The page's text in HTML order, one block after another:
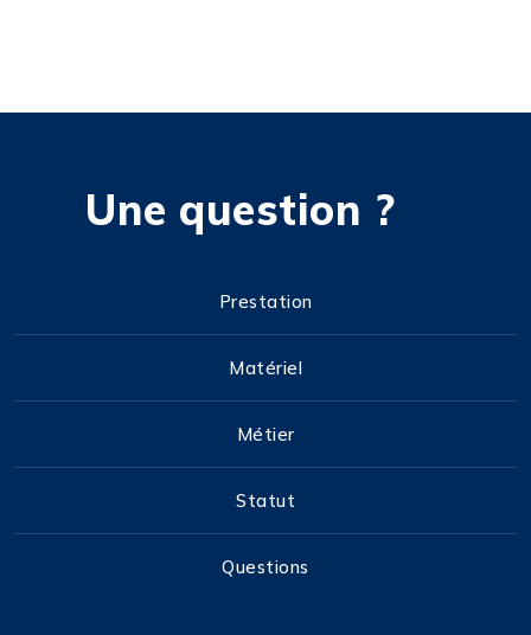
Une question ?
Prestation
Matériel
Métier
Statut
Questions